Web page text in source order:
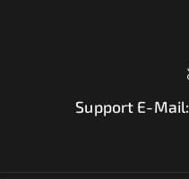
Support E-Mail: